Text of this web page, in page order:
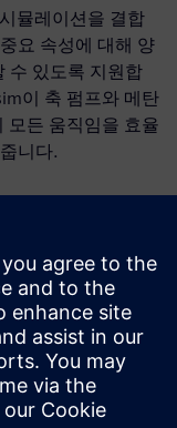
뮬레이션을 결합
요 속성에 대해 양
수 있도록 지원합
이 축 펌프와 메탄
모든 움직임을 효율
니다.
리 최적화
사이에서 할 수
축기 통합 분석